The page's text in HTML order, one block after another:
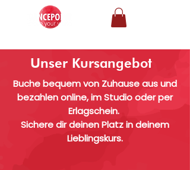
Unser Kursangebot
Buche bequem von Zuhause aus und
bezahlen online, im Studio oder per
Erlagschein.
Sichere dir deinen Platz in deinem
Lieblingskurs.